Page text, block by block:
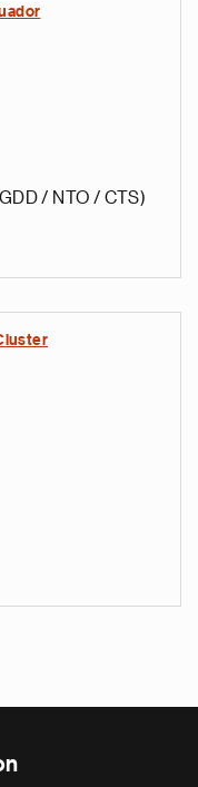
/ NTO / CTS)